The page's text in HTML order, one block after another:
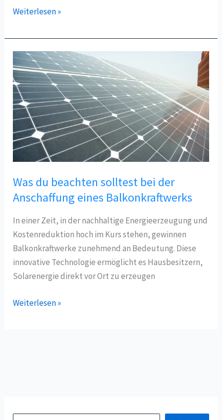
Insider
&
Kombikraftwerke:
Wie
geht
das?
Weiterlesen »
Was du beachten solltest bei der
Anschaffung eines Balkonkraftwerks
In einer Zeit, in der nachhaltige Energieerzeugung und
Kostenreduktion hoch im Kurs stehen, gewinnen
Balkonkraftwerke zunehmend an Bedeutung. Diese
innovative Technologie ermöglicht es Hausbesitzern,
Solarenergie direkt vor Ort zu erzeugen
Was
Balkonkraftwerks
Weiterlesen »